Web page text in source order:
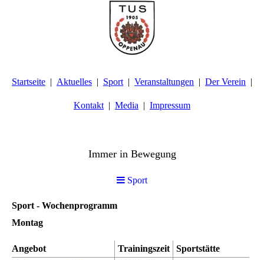
Startseite Aktuelles Sport Veranstaltungen Der Verein
Kontakt Media Impressum
Immer in Bewegung
Sport
Sport - Wochenprogramm
Montag
Angebot Trainingszeit
Sportstätte